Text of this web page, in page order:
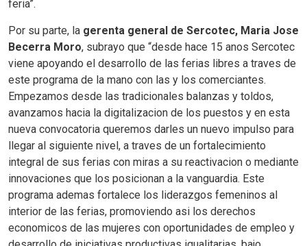
feria”.
Por su parte, la gerenta general de Sercotec, Maria Jose
Becerra Moro, subrayo que “desde hace 15 anos Sercotec
viene apoyando el desarrollo de las ferias libres a traves de
este programa de la mano con las y los comerciantes.
Empezamos desde las tradicionales balanzas y toldos,
avanzamos hacia la digitalizacion de los puestos y en esta
nueva convocatoria queremos darles un nuevo impulso para
llegar al siguiente nivel, a traves de un fortalecimiento
integral de sus ferias con miras a su reactivacion o mediante
innovaciones que los posicionan a la vanguardia. Este
programa ademas fortalece los liderazgos femeninos al
interior de las ferias, promoviendo asi los derechos
economicos de las mujeres con oportunidades de empleo y